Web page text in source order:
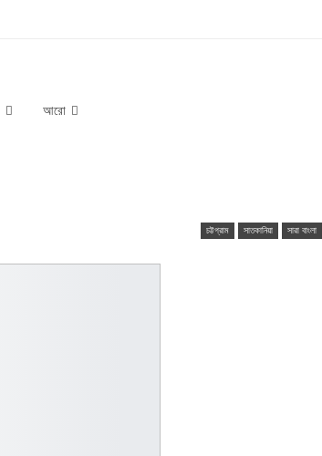
আরো
চট্টগ্রাম সাতকানিয়া সারা বাংলা